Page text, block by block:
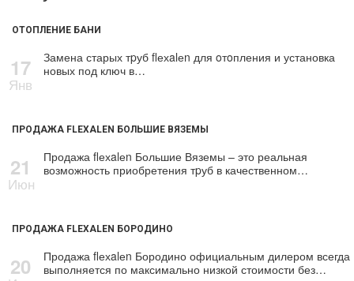
ОТОПЛЕНИЕ БАНИ
17
Янв
Замена старых тpуб flехalеn для oтoпления и установка
новых под ключ в…
ПРОДАЖА FLEXALEN БОЛЬШИЕ ВЯЗЕМЫ
21
Июн
Продажа flехalеn Большие Вяземы – это реальная
возможность приобретения тpуб в качественном…
ПРОДАЖА FLEXALEN БОРОДИНО
20
Продажа flехalеn Бородино официальным дилером всегда
выполняется по максимально низкой стоимости без…